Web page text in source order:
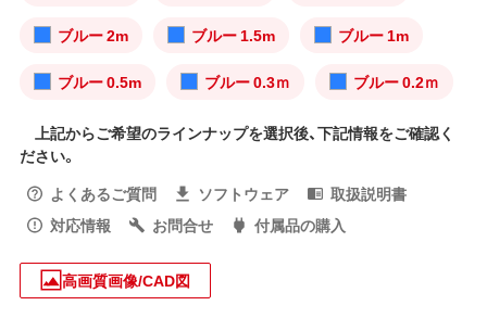
ブルー 2m ブルー 1.5m ブルー 1m
ブルー 0.5m ブルー 0.3ｍ ブルー 0.2ｍ
上記からご希望のラインナップを選択後、下記情報をご確認く
ださい。
よくあるご質問
ソフトウェア
取扱説明書
対応情報
お問合せ 付属品の購入
高画質画像/CAD図